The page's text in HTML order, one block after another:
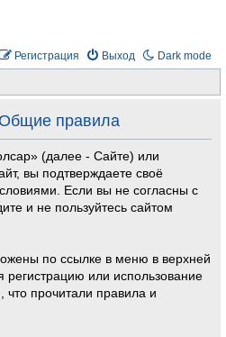
Dark mode
Выход
Регистрация
правила
(далее - Сайте) или
вы подтверждаете своё
Если вы не согласны с
и не пользуйтесь сайтом
по ссылке в меню в верхней
или использование
прочитали правила и